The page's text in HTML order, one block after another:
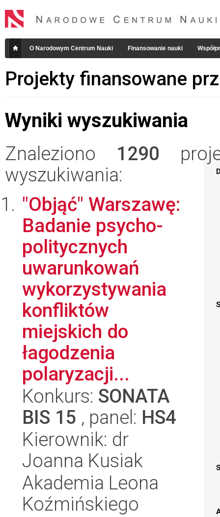
O Narodowym Centrum Nauki Finansowanie nauki
Projekty finansowane
Wyniki wyszukiwania
Znaleziono 1290
wyszukiwania:
"Objąć" Warszawę:
Badanie psycho-
politycznych
uwarunkowań
wykorzystywania
konfliktów
miejskich do
łagodzenia
polaryzacji...
Konkurs: SONATA
BIS 15 , panel: HS4
Kierownik: dr
Joanna Kusiak
Akademia Leona
Koźmińskiego